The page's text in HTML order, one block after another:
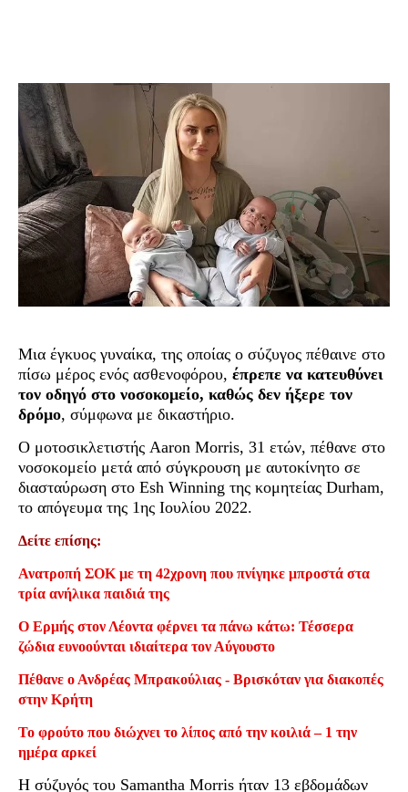
Μια έγκυος γυναίκα, της οποίας ο σύζυγος πέθαινε στο
πίσω μέρος ενός ασθενοφόρου, έπρεπε να κατευθύνει
τον οδηγό στο νοσοκομείο, καθώς δεν ήξερε τον
δρόμο, σύμφωνα με δικαστήριο.
Ο μοτοσικλετιστής Aaron Morris, 31 ετών, πέθανε στο
νοσοκομείο μετά από σύγκρουση με αυτοκίνητο σε
διασταύρωση στο Esh Winning της κομητείας Durham,
το απόγευμα της 1ης Ιουλίου 2022.
Δείτε επίσης:
Ανατροπή ΣΟΚ με τη 42χρονη που πνίγηκε μπροστά στα
τρία ανήλικα παιδιά της
Ο Ερμής στον Λέοντα φέρνει τα πάνω κάτω: Τέσσερα
ζώδια ευνοούνται ιδιαίτερα τον Αύγουστο
Πέθανε ο Ανδρέας Μπρακούλιας - Βρισκόταν για διακοπές
στην Κρήτη
Το φρούτο που διώχνει το λίπος από την κοιλιά – 1 την
ημέρα αρκεί
Η σύζυγός του Samantha Morris ήταν 13 εβδομάδων